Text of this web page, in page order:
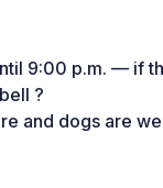
9:00 p.m. — if
?
and dogs are